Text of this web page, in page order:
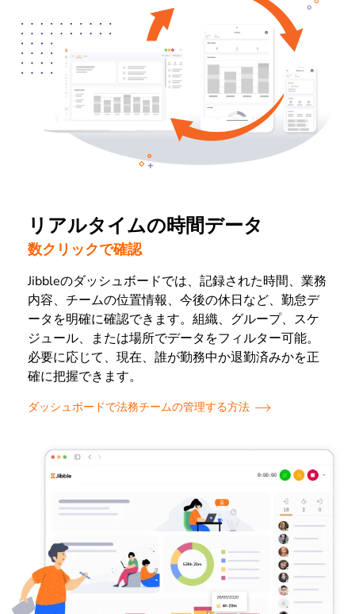
リアルタイムの時間データ
数クリックで確認
Jibbleのダッシュボードでは、記録された時間、業務
内容、チームの位置情報、今後の休日など、勤怠デ
ータを明確に確認できます。組織、グループ、スケ
ジュール、または場所でデータをフィルター可能。
必要に応じて、現在、誰が勤務中か退勤済みかを正
確に把握できます。
ダッシュボードで法務チームの管理する方法